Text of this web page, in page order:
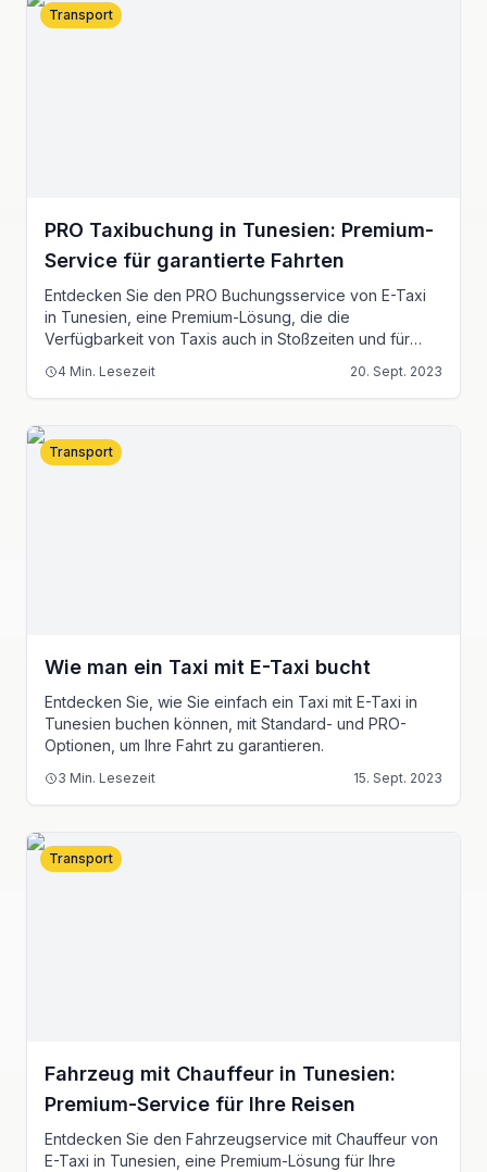
Transport
PRO Taxibuchung in Tunesien: Premium-
Service für garantierte Fahrten
Entdecken Sie den PRO Buchungsservice von E-Taxi
in Tunesien, eine Premium-Lösung, die die
Verfügbarkeit von Taxis auch in Stoßzeiten und für
4 Min. Lesezeit 20. Sept. 2023
Transport
Wie man ein Taxi mit E-Taxi bucht
Entdecken Sie, wie Sie einfach ein Taxi mit E-Taxi in
Tunesien buchen können, mit Standard- und PRO-
Optionen, um Ihre Fahrt zu garantieren.
3 Min. Lesezeit 15. Sept. 2023
Transport
Fahrzeug mit Chauffeur in Tunesien:
Premium-Service für Ihre Reisen
Entdecken Sie den Fahrzeugservice mit Chauffeur von
E-Taxi in Tunesien, eine Premium-Lösung für Ihre